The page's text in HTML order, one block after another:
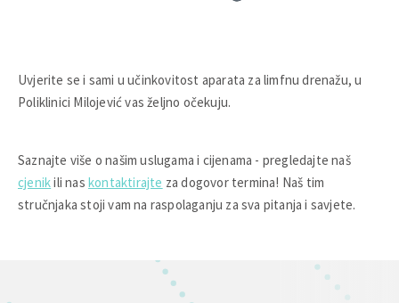
Uvjerite se i sami u učinkovitost aparata za limfnu drenažu, u
Poliklinici Milojević vas željno očekuju.
Saznajte više o našim uslugama i cijenama - pregledajte naš
cjenikili naskontaktirajte za dogovor termina! Naš tim
stručnjaka stoji vam na raspolaganju za sva pitanja i savjete.